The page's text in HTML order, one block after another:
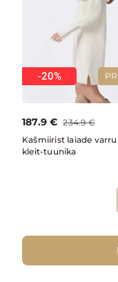
-20%
187.9 € 234.9 €
Kašmiirist laiade
kleit-tuunika